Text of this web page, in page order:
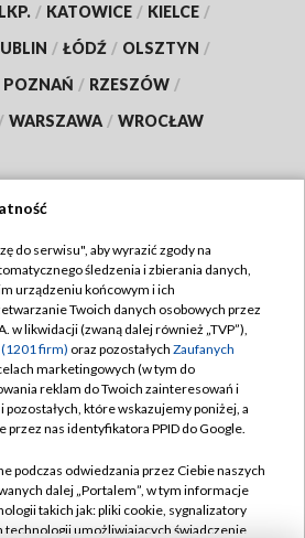
/ KATOWICE / KIELCE /
/ ŁÓDŹ / OLSZTYN /
POZNAŃ / RZESZÓW /
/ WARSZAWA / WROCŁAW
TVP
Cyfrowa
Regulamin TVP
prywatności
Moje zgody
Pomoc
Kontakt
do serwisu", aby wyrazić zgody na
śledzenia i zbierania danych,
urządzeniu końcowym i ich
Twoich danych osobowych przez
w likwidacji (zwaną dalej również „TVP”),
firm) oraz pozostałych Zaufanych
marketingowych (w tym do
reklam do Twoich zainteresowań i
które wskazujemy poniżej, a
przez nas identyfikatora PPID do Google.
podczas odwiedzania przez Ciebie naszych
dalej „Portalem”, w tym informacje
takich jak: pliki cookie, sygnalizatory
technologii umożliwiających świadczenie